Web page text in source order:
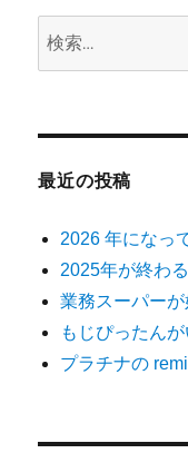
最近の投稿
2026 年になっ
2025年が終わる
業務スーパー
もじぴったん
プラチナの